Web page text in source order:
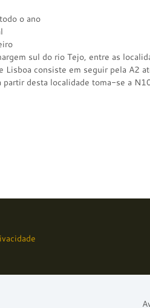
o ano
sul do rio Tejo, entre as
Lisboa consiste em seguir pela A2
partir desta localidade toma-se a